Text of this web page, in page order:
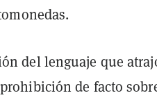
del lenguaje que
de facto